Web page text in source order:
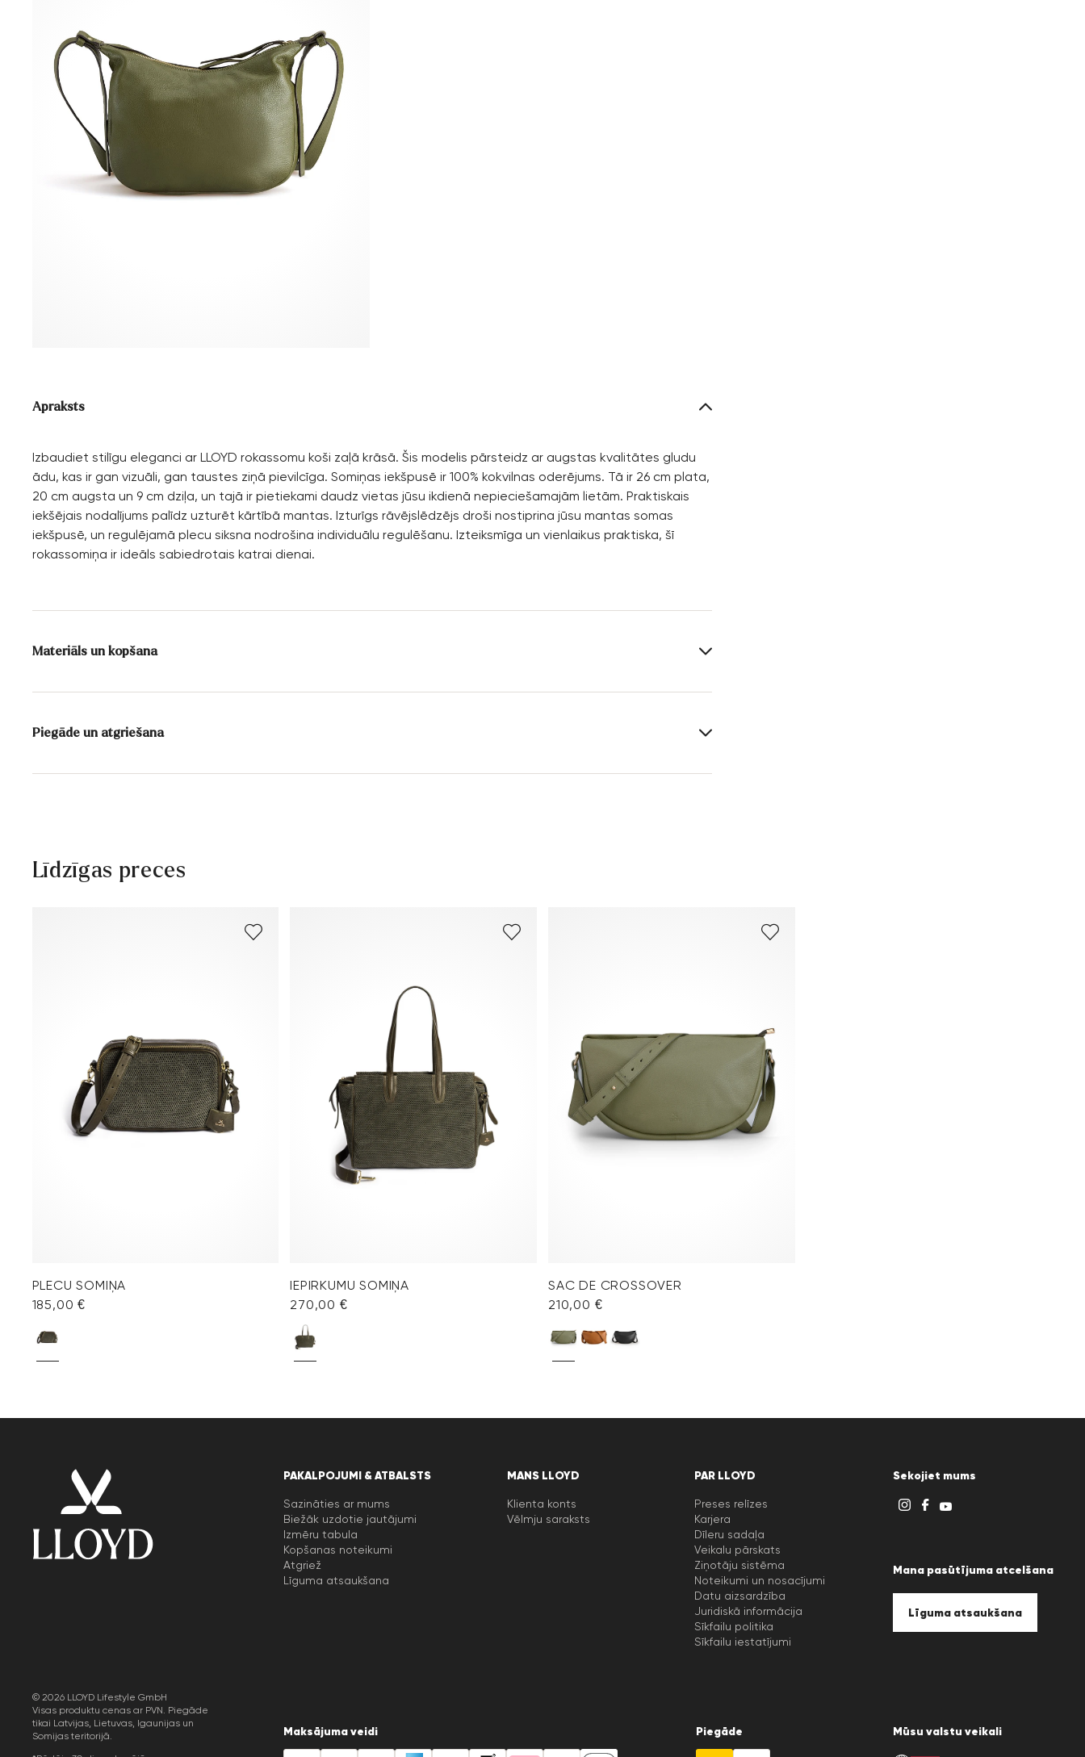
Apraksts
Izbaudiet stilīgu eleganci ar LLOYD rokassomu koši zaļā krāsā. Šis modelis pārsteidz ar augstas kvalitātes gludu
ādu, kas ir gan vizuāli, gan taustes ziņā pievilcīga. Somiņas iekšpusē ir 100% kokvilnas oderējums. Tā ir 26 cm plata,
20 cm augsta un 9 cm dziļa, un tajā ir pietiekami daudz vietas jūsu ikdienā nepieciešamajām lietām. Praktiskais
iekšējais nodalījums palīdz uzturēt kārtībā mantas. Izturīgs rāvējslēdzējs droši nostiprina jūsu mantas somas
iekšpusē, un regulējamā plecu siksna nodrošina individuālu regulēšanu. Izteiksmīga un vienlaikus praktiska, šī
rokassomiņa ir ideāls sabiedrotais katrai dienai.
Materiāls un kopšana
Virsmas materiāls: Gluda āda Izklājums:
100% Kokvilna
Piegāde un atgriešana
Piegādes laiks 2 - 5 dienas ar DHL vai GLS
Papildu informāciju par šo tēmu vari atrast sadaļā
Līdzīgas preces
PLECU SOMIŅA
185,00 €
IEPIRKUMU SOMIŅA
270,00 €
SAC DE CROSSOVER
210,00 €
PAKALPOJUMI & ATBALSTS
Sazināties ar mums
Biežāk uzdotie jautājumi
Izmēru tabula
Kopšanas noteikumi
Atgriež
Līguma atsaukšana
MANS LLOYD
Klienta konts
Vēlmju saraksts
PAR LLOYD
Preses relīzes
Karjera
Dīleru sadaļa
Veikalu pārskats
Ziņotāju sistēma
Noteikumi un nosacījumi
Datu aizsardzība
Juridiskā informācija
Sīkfailu politika
Sīkfailu iestatījumi
Sekojiet mums
Mana pasūtījuma atcelšana
Līguma atsaukšana
Maksājuma veidi Piegāde Mūsu valstu veikali
© 2026 LLOYD Lifestyle GmbH
Visas produktu cenas ar PVN. Piegāde
tikai Latvijas, Lietuvas, Igaunijas un
Somijas teritorijā.